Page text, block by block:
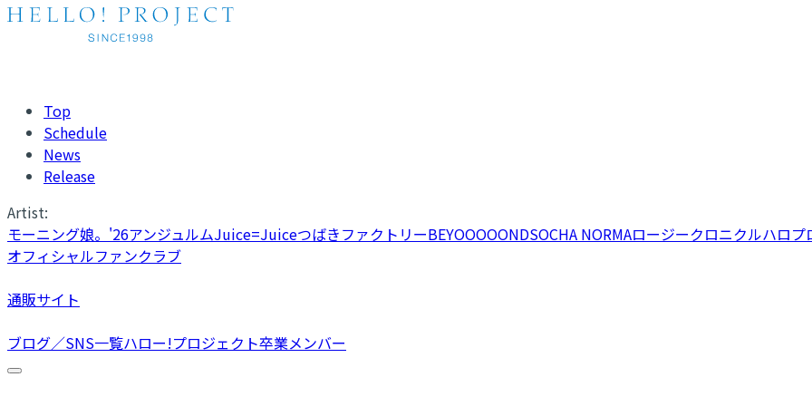
Top
Schedule
News
Release
Artist:
モーニング娘。'26アンジュルムJuice=JuiceつばきファクトリーBEYOOOOONDSOCHA NORMAロージークロニクルハロプ
オフィシャルファンクラブ
通販サイト
ブログ／SNS一覧ハロー!プロジェクト卒業メンバー